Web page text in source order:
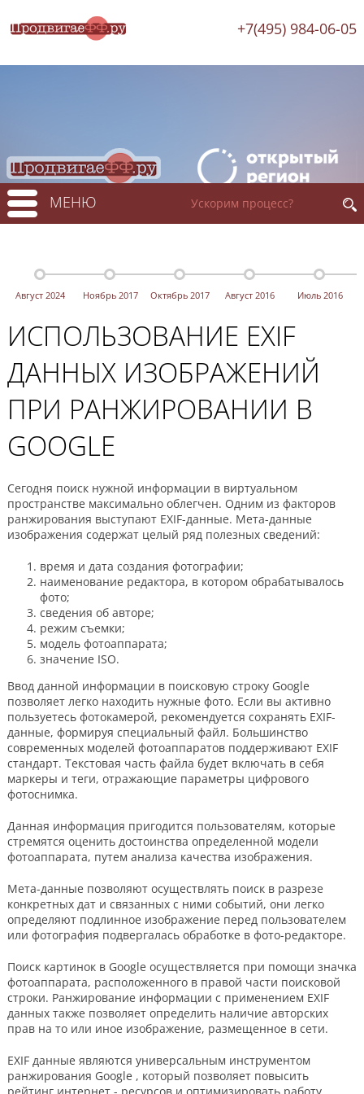
+7(495) 984-06-05
МЕНЮ
Август 2024 Ноябрь 2017 Октябрь 2017 Август 2016 Июль 2016
ИСПОЛЬЗОВАНИЕ EXIF
ДАННЫХ ИЗОБРАЖЕНИЙ
ПРИ РАНЖИРОВАНИИ В
GOOGLE
Сегодня поиск нужной информации в виртуальном
пространстве максимально облегчен. Одним из факторов
ранжирования выступают EXIF-данные. Мета-данные
изображения содержат целый ряд полезных сведений:
время и дата создания фотографии;
наименование редактора, в котором обрабатывалось
фото;
сведения об авторе;
режим съемки;
модель фотоаппарата;
значение ISO.
Ввод данной информации в поисковую строку Google
позволяет легко находить нужные фото. Если вы активно
пользуетесь фотокамерой, рекомендуется сохранять EXIF-
данные, формируя специальный файл. Большинство
современных моделей фотоаппаратов поддерживают EXIF
стандарт. Текстовая часть файла будет включать в себя
маркеры и теги, отражающие параметры цифрового
фотоснимка.
Данная информация пригодится пользователям, которые
стремятся оценить достоинства определенной модели
фотоаппарата, путем анализа качества изображения.
Мета-данные позволяют осуществлять поиск в разрезе
конкретных дат и связанных с ними событий, они легко
определяют подлинное изображение перед пользователем
или фотография подвергалась обработке в фото-редакторе.
Поиск картинок в Google осуществляется при помощи значка
фотоаппарата, расположенного в правой части поисковой
строки. Ранжирование информации с применением EXIF
данных также позволяет определить наличие авторских
прав на то или иное изображение, размещенное в сети.
EXIF данные являются универсальным инструментом
ранжирования Google , который позволяет повысить